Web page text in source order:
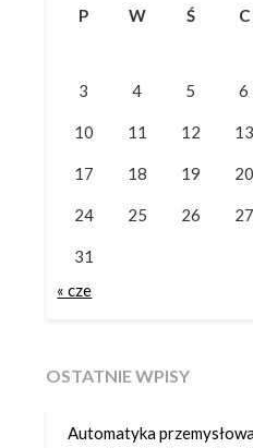
P W Ś C
3 4 5 6
10 11 12 13
17 18 19 20
24 25 26 27
31
« cze
OSTATNIE WPISY
Automatyka